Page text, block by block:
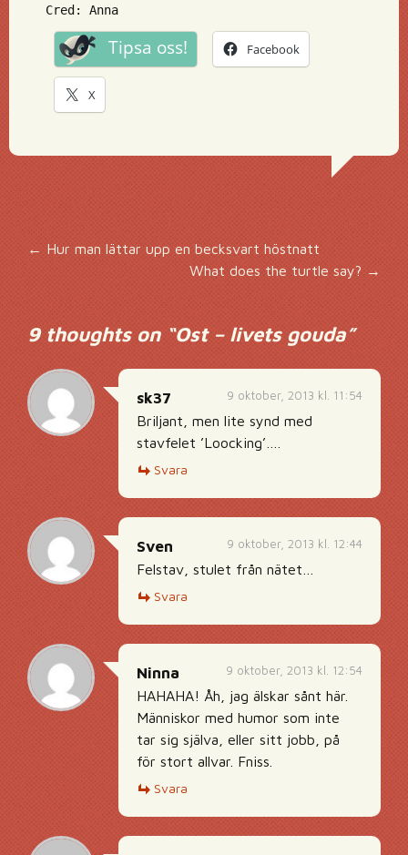
Cred: Anna
Tipsa oss! Facebook
X
Inläggsnavigering
←Hur man lättar upp en becksvart höstnatt
What does the turtle say? →
9 thoughts on “Ost – livets gouda”
9 oktober, 2013 kl. 11:54
sk37
Briljant, men lite synd med
stavfelet ’Loocking’….
Svara
9 oktober, 2013 kl. 12:44
Sven
Felstav, stulet från nätet…
Svara
9 oktober, 2013 kl. 12:54
Ninna
HAHAHA! Åh, jag älskar sånt här.
Människor med humor som inte
tar sig själva, eller sitt jobb, på
för stort allvar. Fniss.
Svara